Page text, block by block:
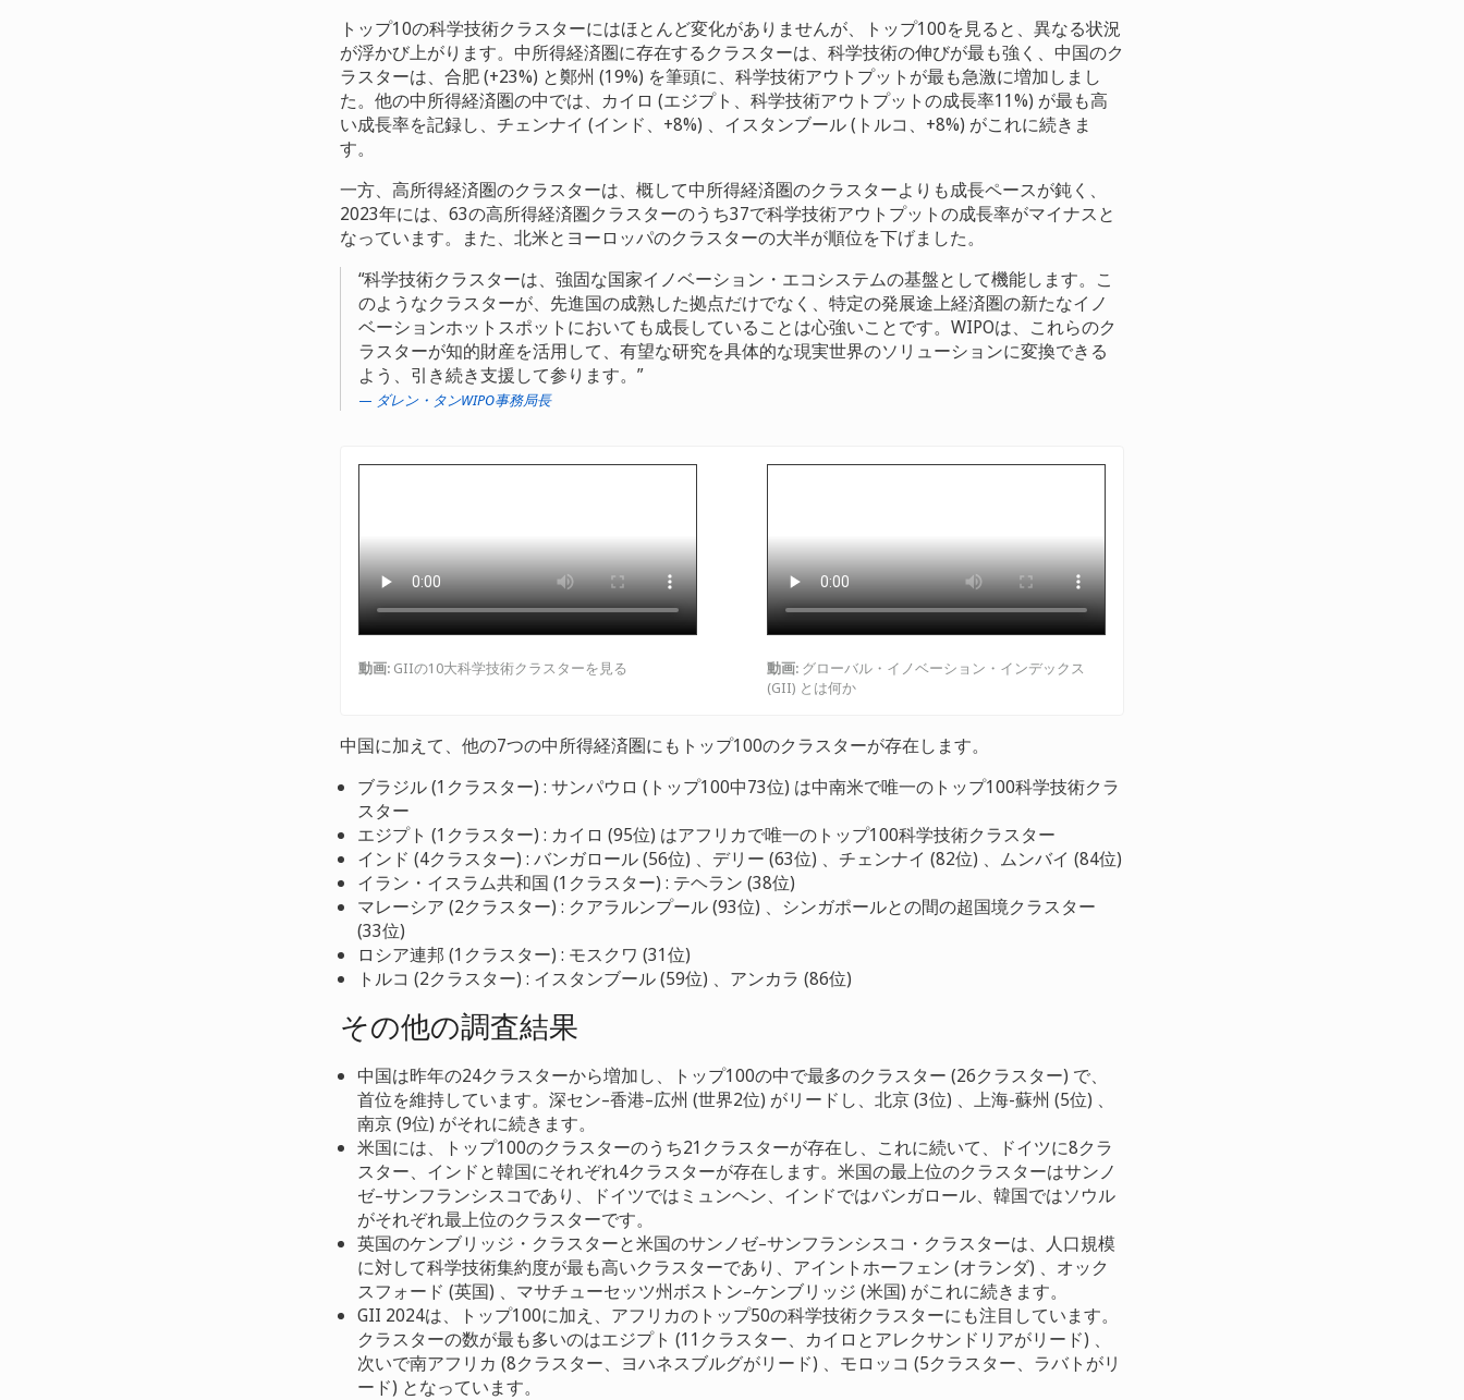
トップ10の科学技術クラスターにはほとんど変化がありませんが、トップ100を見ると、異なる状況
が浮かび上がります。中所得経済圏に存在するクラスターは、科学技術の伸びが最も強く、中国のク
ラスターは、合肥 (+23%) と鄭州 (19%) を筆頭に、科学技術アウトプットが最も急激に増加しまし
た。他の中所得経済圏の中では、カイロ (エジプト、科学技術アウトプットの成長率11%) が最も高
い成長率を記録し、チェンナイ (インド、+8%) 、イスタンブール (トルコ、+8%) がこれに続きま
す。
一方、高所得経済圏のクラスターは、概して中所得経済圏のクラスターよりも成長ペースが鈍く、
2023年には、63の高所得経済圏クラスターのうち37で科学技術アウトプットの成長率がマイナスと
なっています。また、北米とヨーロッパのクラスターの大半が順位を下げました。
科学技術クラスターは、強固な国家イノベーション・エコシステムの基盤として機能します。こ
のようなクラスターが、先進国の成熟した拠点だけでなく、特定の発展途上経済圏の新たなイノ
ベーションホットスポットにおいても成長していることは心強いことです。WIPOは、これらのク
ラスターが知的財産を活用して、有望な研究を具体的な現実世界のソリューションに変換できる
よう、引き続き支援して参ります。
ダレン・タンWIPO事務局長
動画: GIIの10大科学技術クラスターを見る 動画: グローバル・イノベーション・インデックス
(GII) とは何か
中国に加えて、他の7つの中所得経済圏にもトップ100のクラスターが存在します。
ブラジル (1クラスター) : サンパウロ (トップ100中73位) は中南米で唯一のトップ100科学技術クラ
スター
エジプト (1クラスター) : カイロ (95位) はアフリカで唯一のトップ100科学技術クラスター
インド (4クラスター) : バンガロール (56位) 、デリー (63位) 、チェンナイ (82位) 、ムンバイ (84位)
イラン・イスラム共和国 (1クラスター) : テヘラン (38位)
マレーシア (2クラスター) : クアラルンプール (93位) 、シンガポールとの間の超国境クラスター
(33位)
ロシア連邦 (1クラスター) : モスクワ (31位)
トルコ (2クラスター) : イスタンブール (59位) 、アンカラ (86位)
その他の調査結果
中国は昨年の24クラスターから増加し、トップ100の中で最多のクラスター (26クラスター) で、
首位を維持しています。深セン–香港–広州 (世界2位) がリードし、北京 (3位) 、上海-蘇州 (5位) 、
南京 (9位) がそれに続きます。
米国には、トップ100のクラスターのうち21クラスターが存在し、これに続いて、ドイツに8クラ
スター、インドと韓国にそれぞれ4クラスターが存在します。米国の最上位のクラスターはサンノ
ゼ–サンフランシスコであり、ドイツではミュンヘン、インドではバンガロール、韓国ではソウル
がそれぞれ最上位のクラスターです。
英国のケンブリッジ・クラスターと米国のサンノゼ–サンフランシスコ・クラスターは、人口規模
に対して科学技術集約度が最も高いクラスターであり、アイントホーフェン (オランダ) 、オック
スフォード (英国) 、マサチューセッツ州ボストン–ケンブリッジ (米国) がこれに続きます。
GII 2024は、トップ100に加え、アフリカのトップ50の科学技術クラスターにも注目しています。
クラスターの数が最も多いのはエジプト (11クラスター、カイロとアレクサンドリアがリード) 、
次いで南アフリカ (8クラスター、ヨハネスブルグがリード) 、モロッコ (5クラスター、ラバトがリ
ード) となっています。